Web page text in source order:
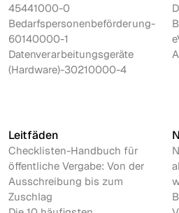
45441000-0
Bedarfspersonenbeförderung-
60140000-1
Datenverarbeitungsgeräte
(Hardware)-30210000-4
Leitfäden
Checklisten-Handbuch für
öffentliche Vergabe: Von der
Ausschreibung bis zum
Zuschlag